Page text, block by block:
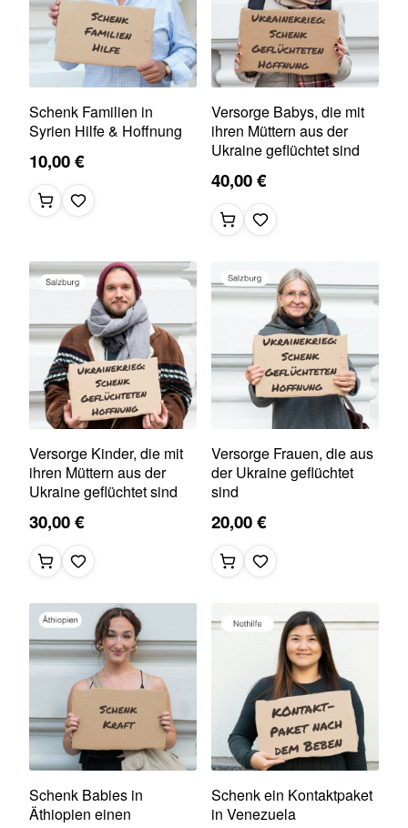
Schenk Familien in
Syrien Hilfe & Hoffnung
10,00 €
Versorge Babys, die mit
ihren Müttern aus der
Ukraine geflüchtet sind
40,00 €
Versorge Kinder, die mit
ihren Müttern aus der
Ukraine geflüchtet sind
30,00 €
Versorge Frauen, die aus
der Ukraine geflüchtet
sind
20,00 €
Schenk Babies in
Äthiopien einen
Schenk ein Kontaktpaket
in Venezuela